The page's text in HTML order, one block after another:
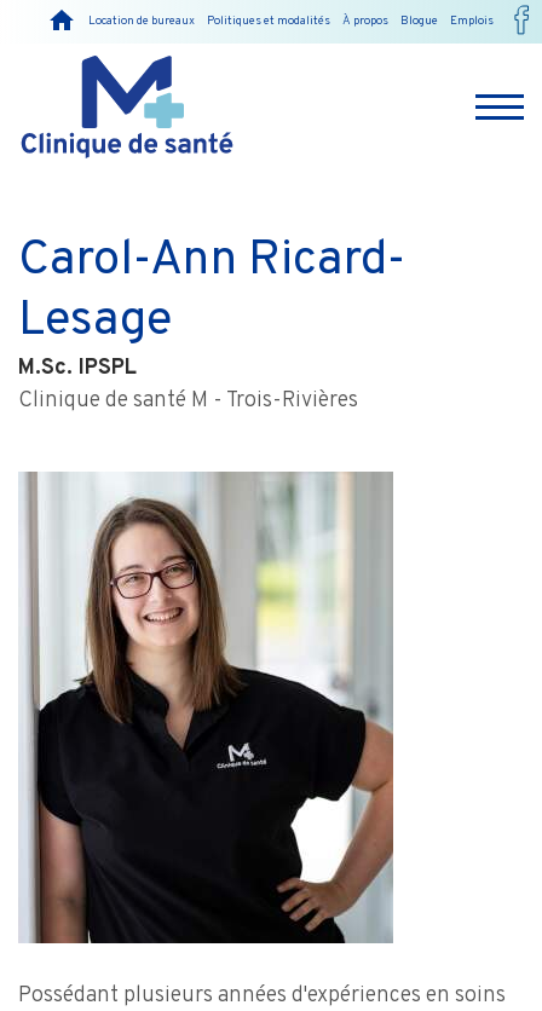
Location de bureaux Politiques et modalités À propos Blogue Emplois
Carol-Ann Ricard-
Lesage
M.Sc. IPSPL
Clinique de santé M - Trois-Rivières
Possédant plusieurs années d'expériences en soins